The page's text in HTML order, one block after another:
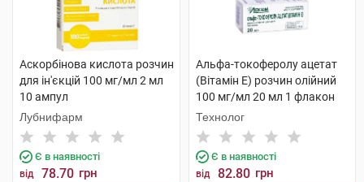
Аскорбінова кислота розчин
для ін'єкцій 100 мг/мл 2 мл
10 ампул
Лубнифарм
Є в наявності
від 78.70 грн
Альфа-токоферолу ацетат
(Вітамін E) розчин олійний
100 мг/мл 20 мл 1 флакон
Технолог
Є в наявності
від 82.80 грн